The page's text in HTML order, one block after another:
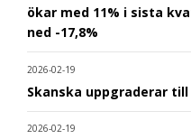
ökar med 11% i sista
ned -17,8%
2026-02-19
Skanska uppgraderar
2026-02-19